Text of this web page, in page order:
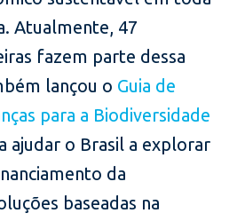
Atualmente, 47
fazem parte dessa
lançou o Guia de
para a Biodiversidade
ajudar o Brasil a explorar
da
baseadas na